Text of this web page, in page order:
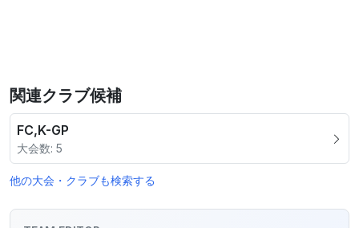
関連クラブ候補
FC,K-GP
大会数: 5
他の大会・クラブも検索する